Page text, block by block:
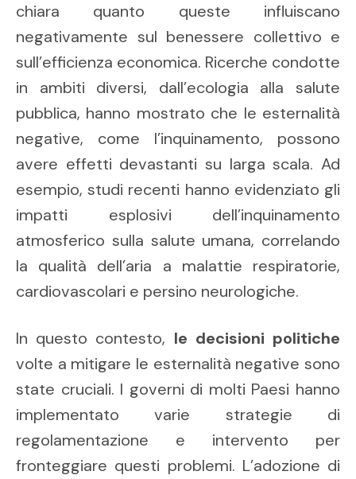
chiara quanto queste influiscano
negativamente sul benessere collettivo e
sull’efficienza economica. Ricerche condotte
in ambiti diversi, dall’ecologia alla salute
pubblica, hanno mostrato che le esternalità
negative, come l’inquinamento, possono
avere effetti devastanti su larga scala. Ad
esempio, studi recenti hanno evidenziato gli
impatti esplosivi dell’inquinamento
atmosferico sulla salute umana, correlando
la qualità dell’aria a malattie respiratorie,
cardiovascolari e persino neurologiche.
In questo contesto, le decisioni politiche
volte a mitigare le esternalità negative sono
state cruciali. I governi di molti Paesi hanno
implementato varie strategie di
regolamentazione e intervento per
fronteggiare questi problemi. L’adozione di